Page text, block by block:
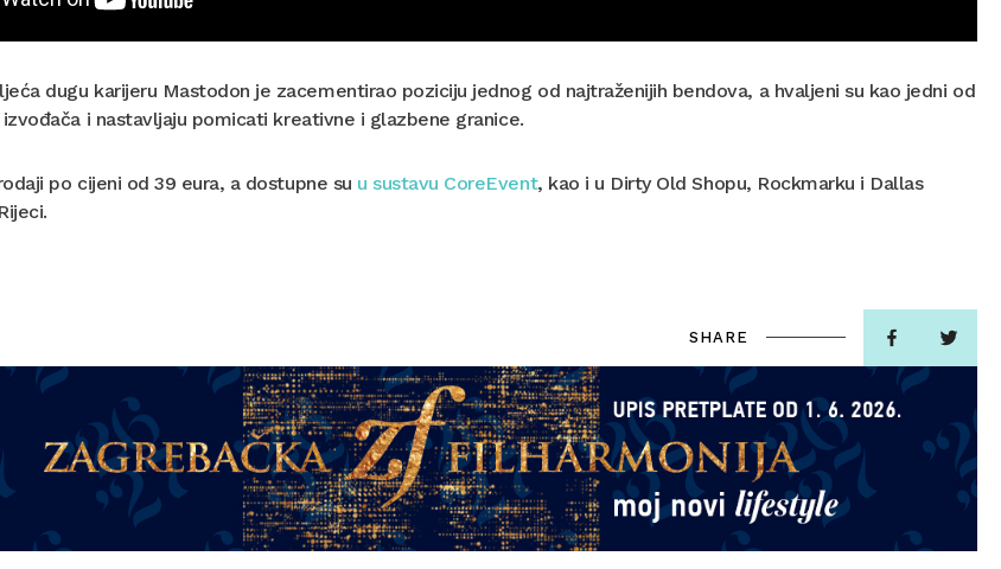
dugu karijeru Mastodon je zacementirao poziciju jednog od najtraženijih bendova, a hvaljeni su kao jedni od
i nastavljaju pomicati kreativne i glazbene granice.
po cijeni od 39 eura, a dostupne su u sustavu CoreEvent, kao i u Dirty Old Shopu, Rockmarku i Dallas
SHARE